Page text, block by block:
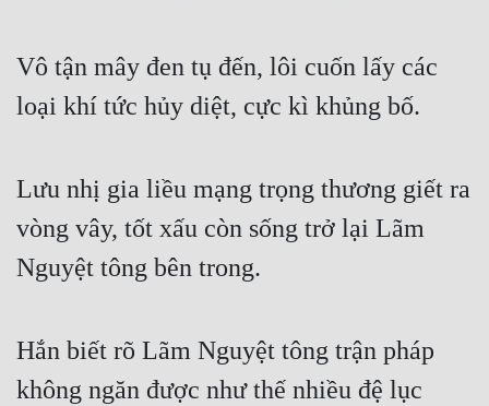
Cung Đấu
Cạnh Kỹ
Cổ Đại
Du Hí
Dã Sử
Vô tận mây đen tụ đến, lôi cuốn lấy các
loại khí tức hủy diệt, cực kì khủng bố.
Lưu nhị gia liều mạng trọng thương giết ra
vòng vây, tốt xấu còn sống trở lại Lãm
Nguyệt tông bên trong.
Hắn biết rõ Lãm Nguyệt tông trận pháp
không ngăn được như thế nhiều đệ lục